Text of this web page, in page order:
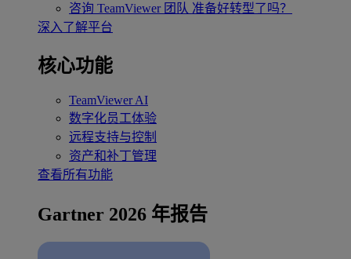
咨询 TeamViewer 团队 准备好转型了吗？
深入了解平台
核心功能
TeamViewer AI
数字化员工体验
远程支持与控制
资产和补丁管理
查看所有功能
Gartner 2026 年报告